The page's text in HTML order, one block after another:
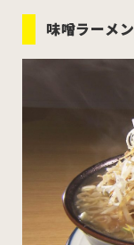
むつ市
ホーム
味噌ラーメン